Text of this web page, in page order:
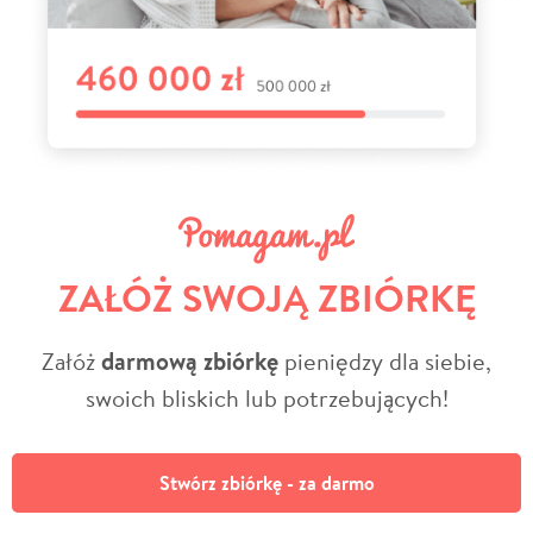
ZAŁÓŻ SWOJĄ ZBIÓRKĘ
Załóżdarmową zbiórkę pieniędzy dla siebie,
swoich bliskich lub potrzebujących!
Stwórz zbiórkę - za darmo